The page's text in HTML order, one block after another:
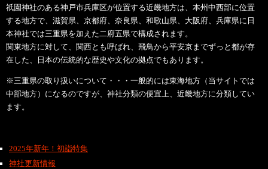
祇園神社のある神戸市兵庫区が位置する近畿地方は、本州中西部に位置
する地方で、滋賀県、京都府、奈良県、和歌山県、大阪府、兵庫県に日
本神社では三重県を加えた二府五県で構成されます。
関東地方に対して、関西とも呼ばれ、飛鳥から平安京までずっと都が存
在した、日本の伝統的な歴史や文化の拠点でもあります。
※三重県の取り扱いについて・・・一般的には東海地方（当サイトでは
中部地方）になるのですが、神社分類の便宜上、近畿地方に分類してい
ます。
2025年新年！初詣特集
神社更新情報